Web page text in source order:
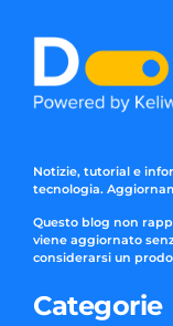
Notizie, tutorial e
tecnologia.
Questo blog non
viene aggiornato
considerarsi un
Categorie